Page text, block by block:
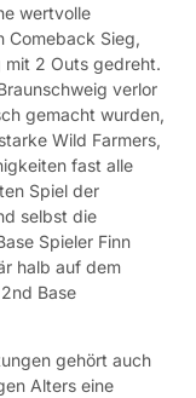
wertvolle
Comeback Sieg,
mit 2 Outs gedreht.
verlor
gemacht wurden,
Wild Farmers,
fast alle
Spiel der
selbst die
Spieler Finn
halb auf dem
Base
gehört auch
Alters eine